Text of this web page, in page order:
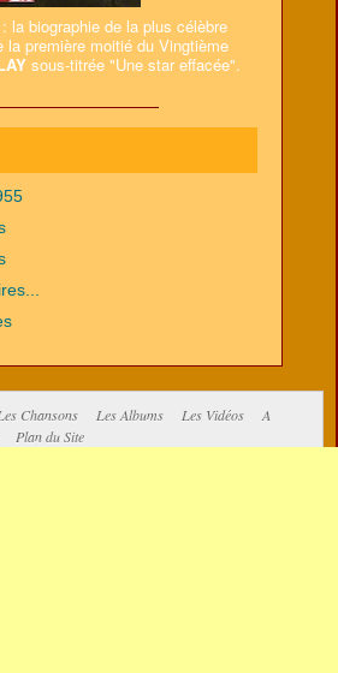
la biographie de la plus célèbre
la première moitié du Vingtième
sous-titrée "Une star effacée".
Chansons Les Albums Les Vidéos
A
Plan du Site